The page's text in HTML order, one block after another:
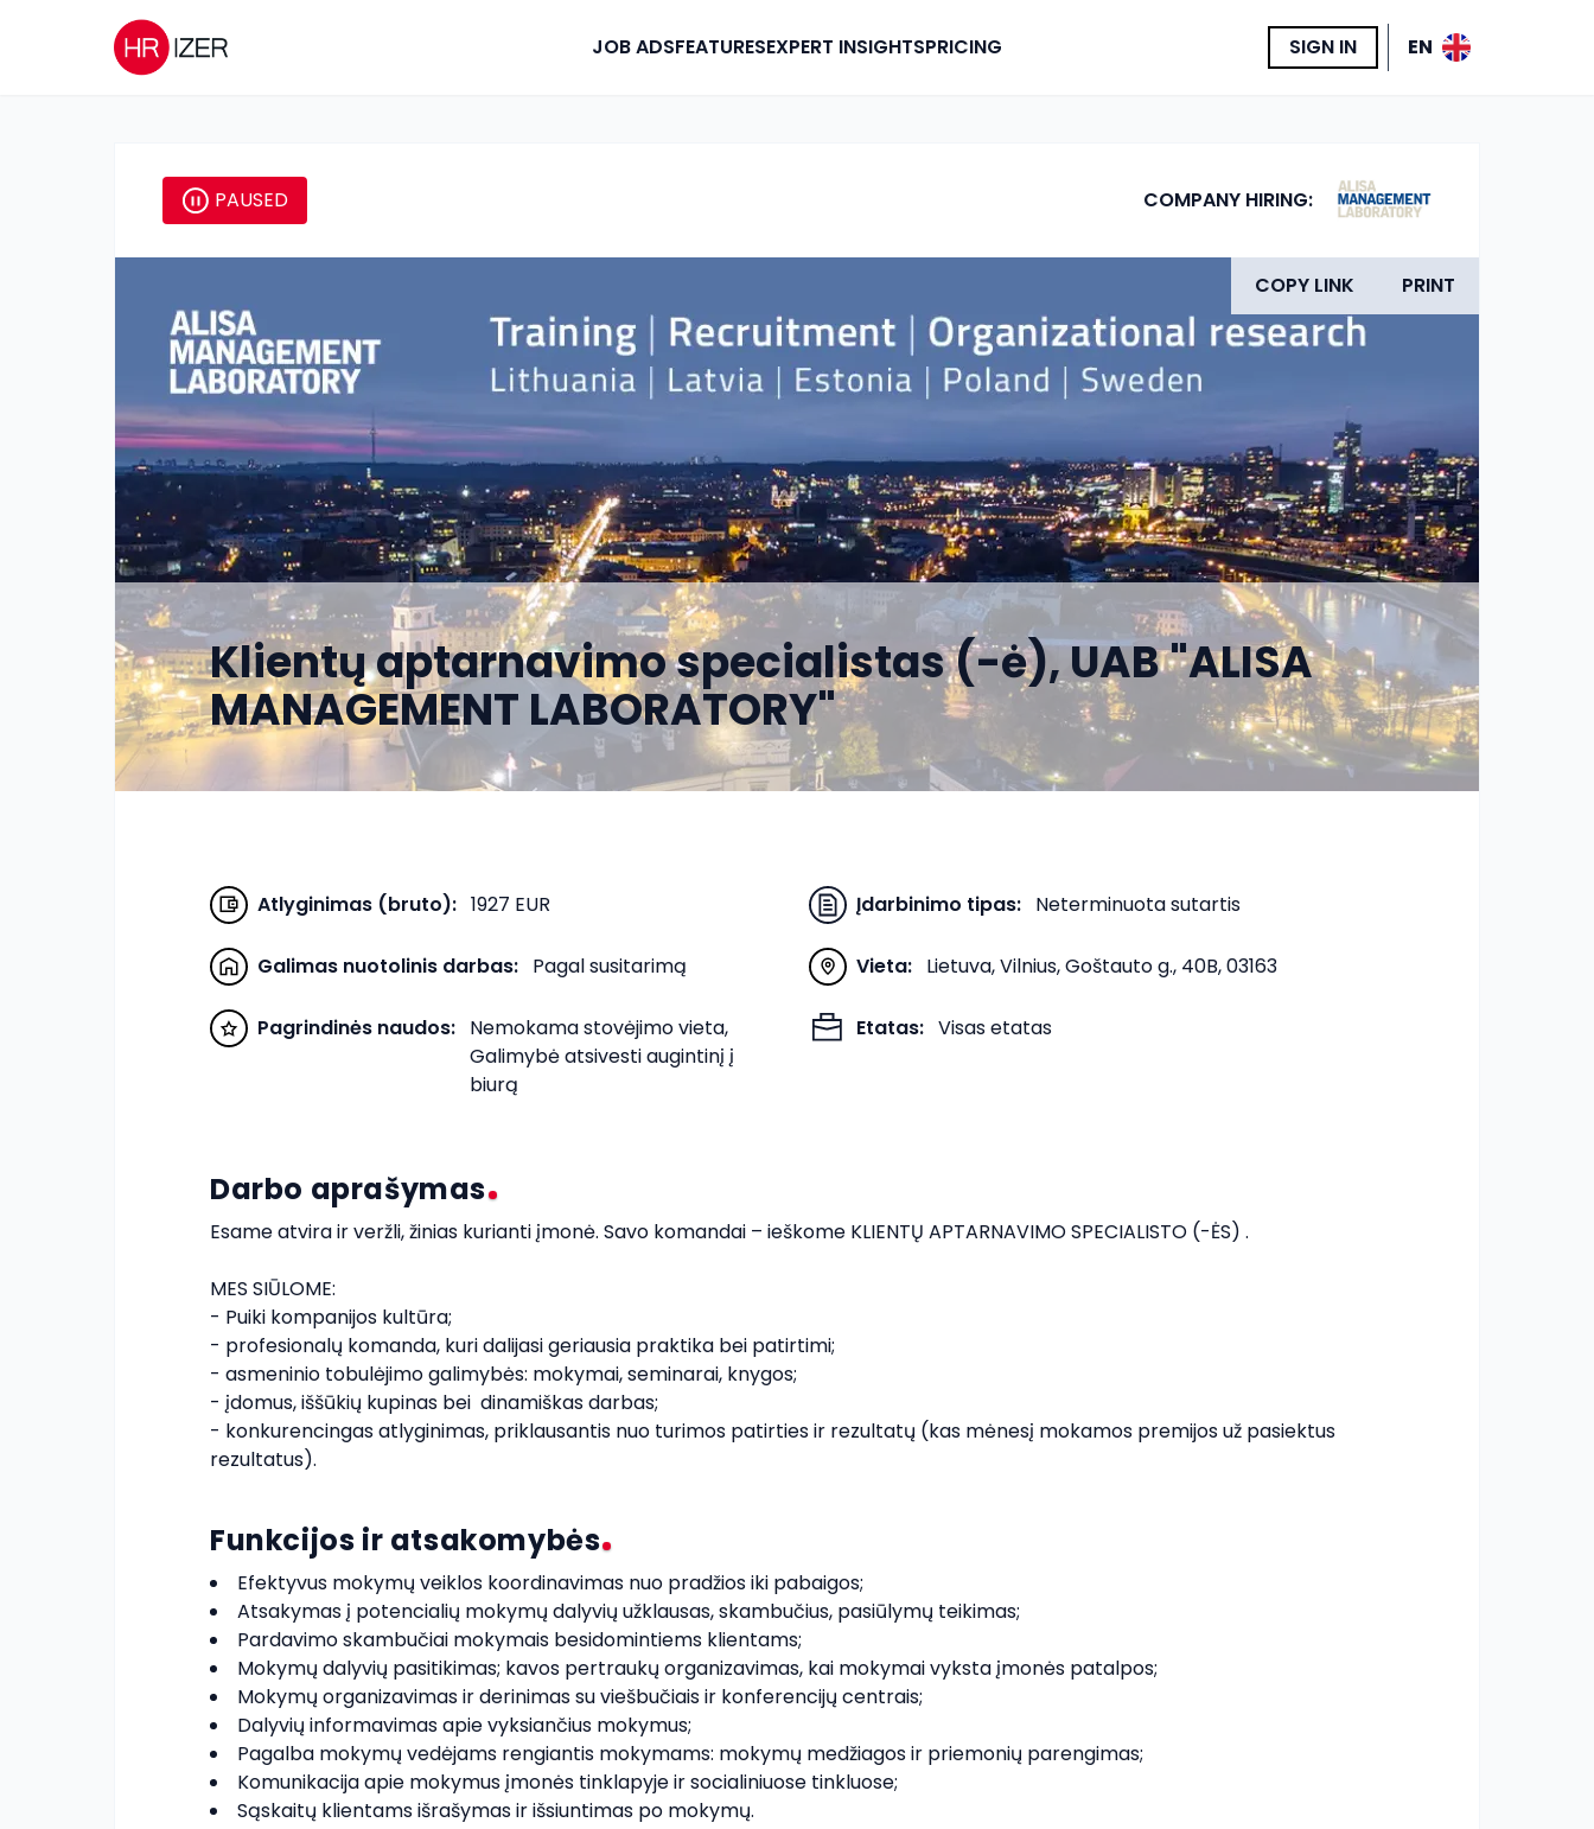
JOB ADSFEATURESEXPERT INSIGHTSPRICING SIGN IN EN
PAUSED COMPANY HIRING:
COPY LINK PRINT
Klientų aptarnavimo specialistas (-ė), UAB "ALISA
MANAGEMENT LABORATORY"
Atlyginimas (bruto): 1927 EUR Įdarbinimo tipas: Neterminuota sutartis
Galimas nuotolinis darbas: Pagal susitarimą Vieta: Lietuva, Vilnius, Goštauto g., 40B, 03163
Pagrindinės naudos: Nemokama stovėjimo vieta,
Galimybė atsivesti augintinį į
biurą
Etatas: Visas etatas
Darbo aprašymas
Esame atvira ir veržli, žinias kurianti įmonė. Savo komandai – ieškome KLIENTŲ APTARNAVIMO SPECIALISTO (-ĖS) .
MES SIŪLOME:
- Puiki kompanijos kultūra;
- profesionalų komanda, kuri dalijasi geriausia praktika bei patirtimi;
- asmeninio tobulėjimo galimybės: mokymai, seminarai, knygos;
- įdomus, iššūkių kupinas bei  dinamiškas darbas;
- konkurencingas atlyginimas, priklausantis nuo turimos patirties ir rezultatų (kas mėnesį mokamos premijos už pasiektus
rezultatus).
Funkcijos ir atsakomybės
Efektyvus mokymų veiklos koordinavimas nuo pradžios iki pabaigos;
Atsakymas į potencialių mokymų dalyvių užklausas, skambučius, pasiūlymų teikimas;
Pardavimo skambučiai mokymais besidomintiems klientams;
Mokymų dalyvių pasitikimas; kavos pertraukų organizavimas, kai mokymai vyksta įmonės patalpos;
Mokymų organizavimas ir derinimas su viešbučiais ir konferencijų centrais;
Dalyvių informavimas apie vyksiančius mokymus;
Pagalba mokymų vedėjams rengiantis mokymams: mokymų medžiagos ir priemonių parengimas;
Komunikacija apie mokymus įmonės tinklapyje ir socialiniuose tinkluose;
Sąskaitų klientams išrašymas ir išsiuntimas po mokymų.